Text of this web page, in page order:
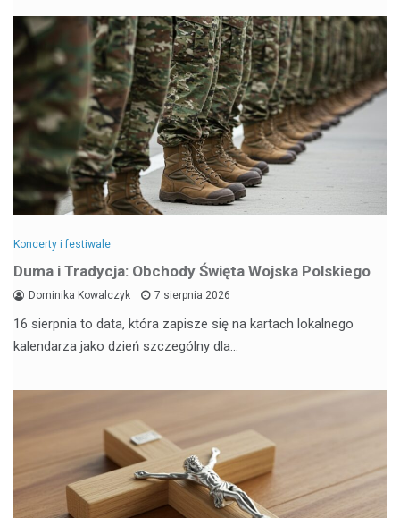
Koncerty i festiwale
Duma i Tradycja: Obchody Święta Wojska Polskiego
Dominika Kowalczyk 7 sierpnia 2026
16 sierpnia to data, która zapisze się na kartach lokalnego
kalendarza jako dzień szczególny dla…